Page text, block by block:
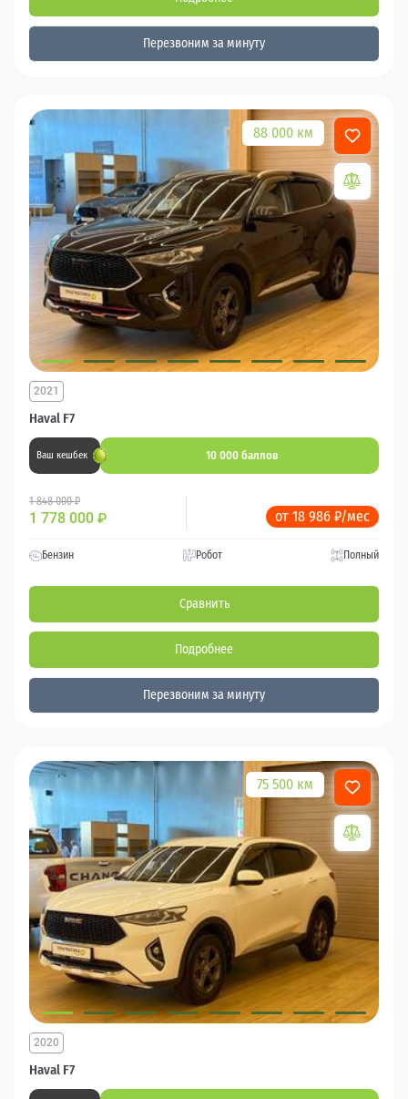
Перезвоним за минуту
88 000 км
Haval F7
2021
Ваш кешбек 10 000 баллов
1 848 000 ₽
1 778 000 ₽ от 18 986 ₽/мес
Бензин Робот Полный
Сравнить
Подробнее
Перезвоним за минуту
75 500 км
Haval F7
2020